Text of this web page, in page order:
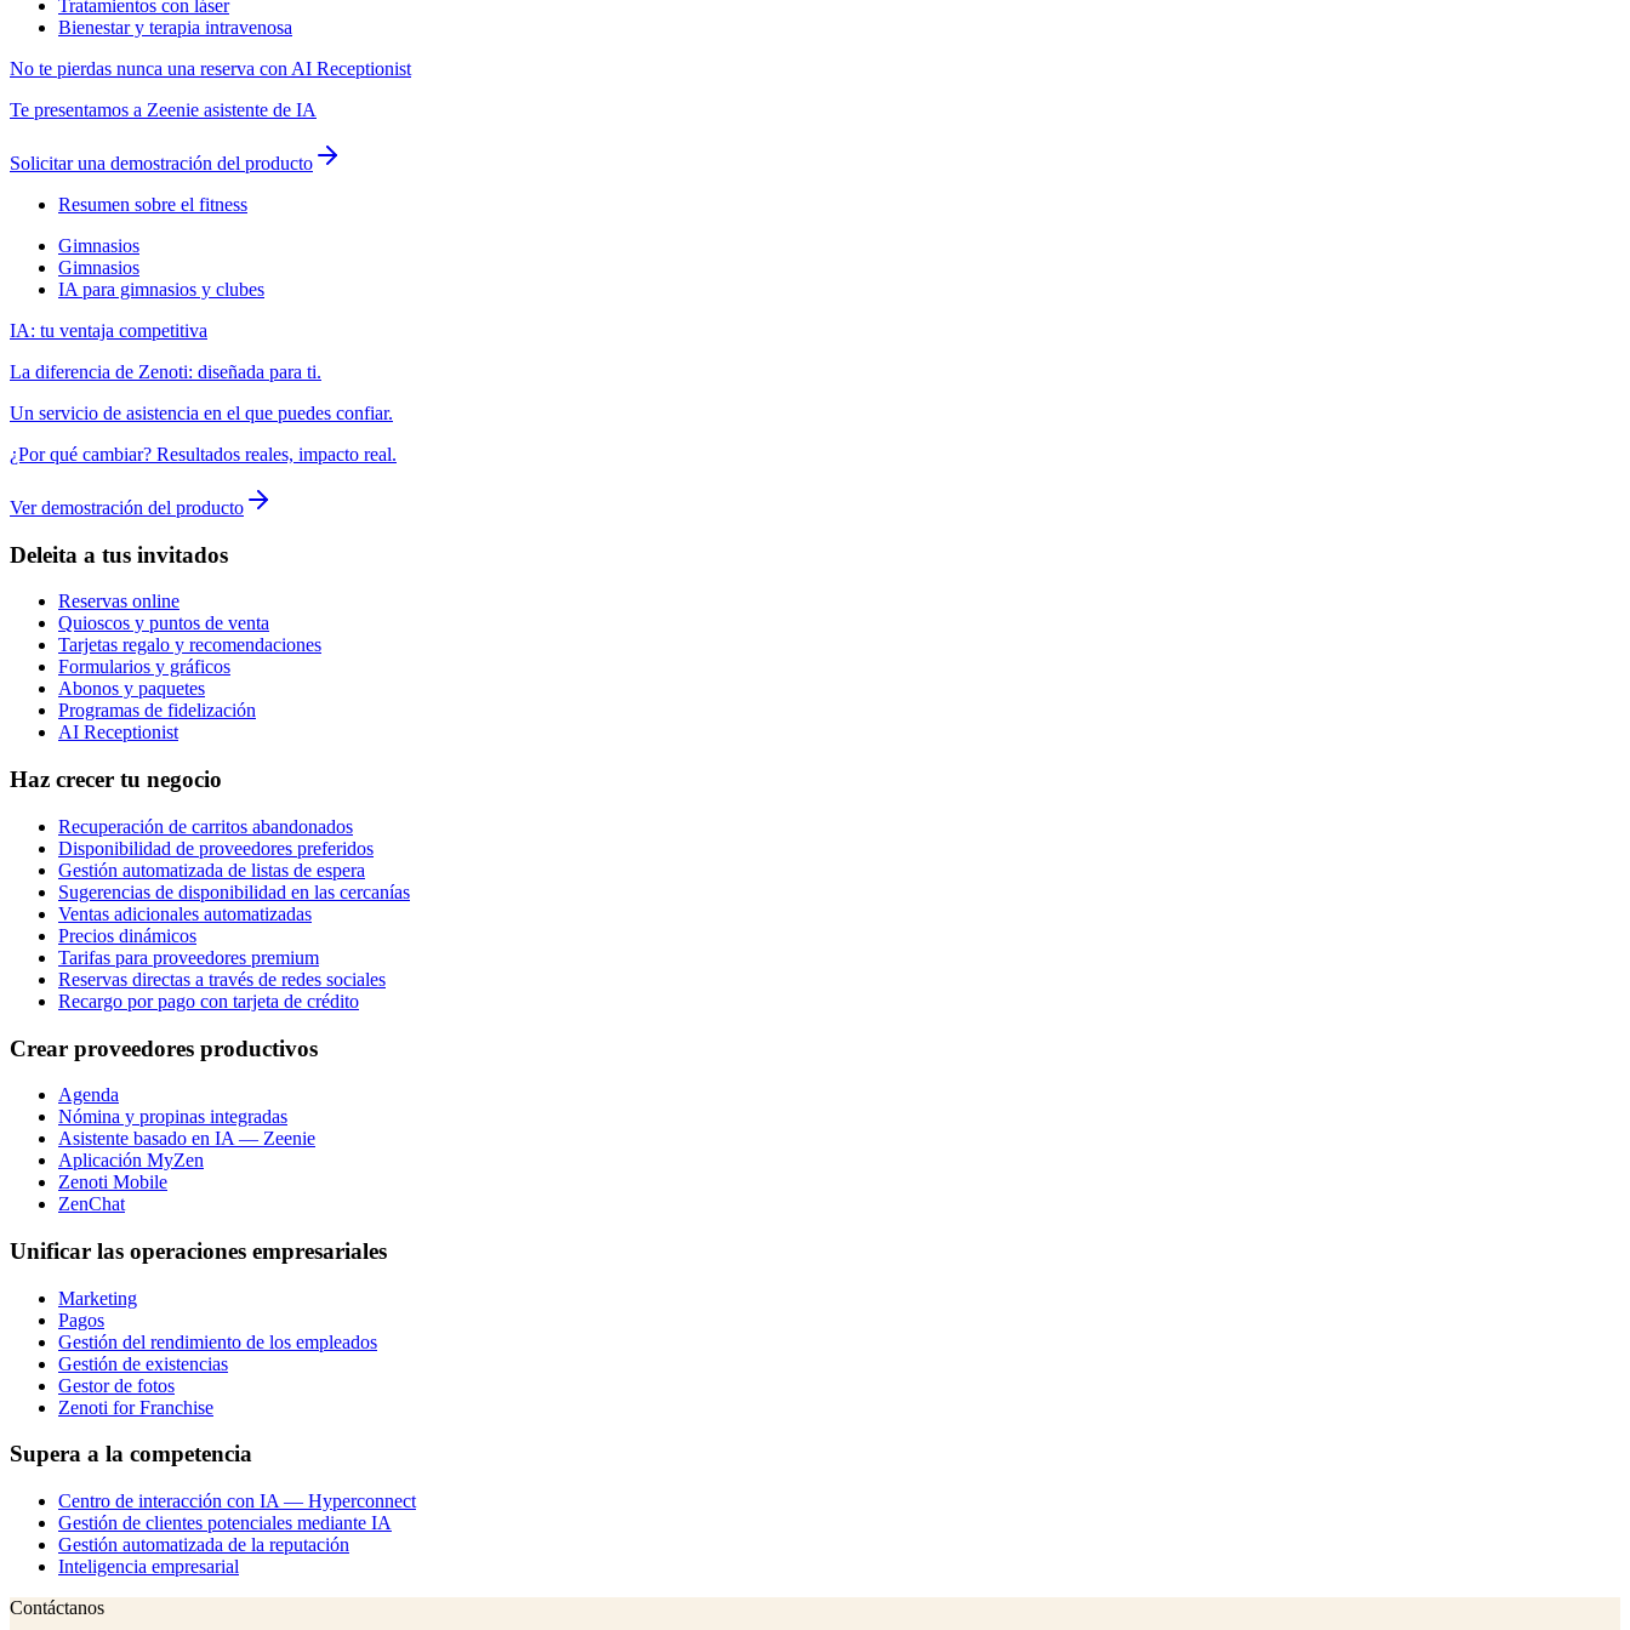
Tratamientos con láser
Bienestar y terapia intravenosa
No te pierdas nunca una reserva con AI Receptionist
Te presentamos a Zeenie asistente de IA
Solicitar una demostración del producto
Resumen sobre el fitness
Gimnasios
Gimnasios
IA para gimnasios y clubes
IA: tu ventaja competitiva
La diferencia de Zenoti: diseñada para ti.
Un servicio de asistencia en el que puedes confiar.
¿Por qué cambiar? Resultados reales, impacto real.
Ver demostración del producto
Deleita a tus invitados
Reservas online
Quioscos y puntos de venta
Tarjetas regalo y recomendaciones
Formularios y gráficos
Abonos y paquetes
Programas de fidelización
AI Receptionist
Haz crecer tu negocio
Recuperación de carritos abandonados
Disponibilidad de proveedores preferidos
Gestión automatizada de listas de espera
Sugerencias de disponibilidad en las cercanías
Ventas adicionales automatizadas
Precios dinámicos
Tarifas para proveedores premium
Reservas directas a través de redes sociales
Recargo por pago con tarjeta de crédito
Crear proveedores productivos
Agenda
Nómina y propinas integradas
Asistente basado en IA — Zeenie
Aplicación MyZen
Zenoti Mobile
ZenChat
Unificar las operaciones empresariales
Marketing
Pagos
Gestión del rendimiento de los empleados
Gestión de existencias
Gestor de fotos
Zenoti for Franchise
Supera a la competencia
Centro de interacción con IA — Hyperconnect
Gestión de clientes potenciales mediante IA
Gestión automatizada de la reputación
Inteligencia empresarial
Contáctanos